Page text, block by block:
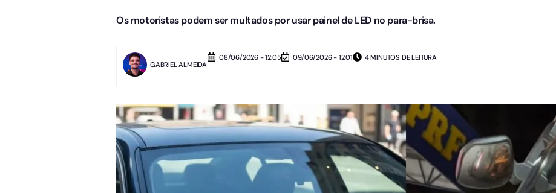
Os motoristas podem ser multados por usar painel de LED no para-brisa.
GABRIEL ALMEIDA
08/06/2026 - 12:05 09/06/2026 - 12:01 4 MINUTOS DE LEITURA